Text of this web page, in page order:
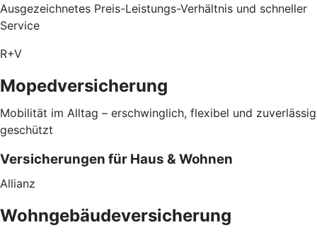
Ausgezeichnetes Preis-Leistungs-Verhältnis und schneller
Service
R+V
Mopedversicherung
Mobilität im Alltag – erschwinglich, flexibel und zuverlässig
geschützt
Versicherungen für Haus & Wohnen
Allianz
Wohngebäudeversicherung